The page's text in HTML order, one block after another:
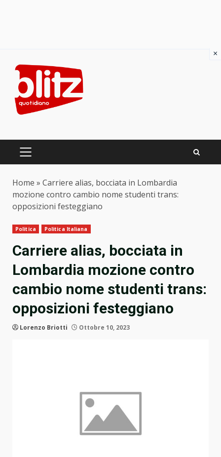
content
PRIMARY
Home » Carriere alias, bocciata in Lombardia
mozione contro cambio nome studenti trans:
opposizioni festeggiano
Politica Politica Italiana
Carriere alias, bocciata in
Lombardia mozione contro
cambio nome studenti trans:
opposizioni festeggiano
Lorenzo Briotti Ottobre 10, 2023
×